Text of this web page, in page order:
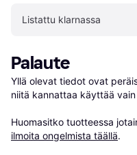
Listattu klarnassa
Palaute
Yllä olevat tiedot ovat
niitä kannattaa käyttää
Huomasitko tuotteessa
ilmoita ongelmista täällä.